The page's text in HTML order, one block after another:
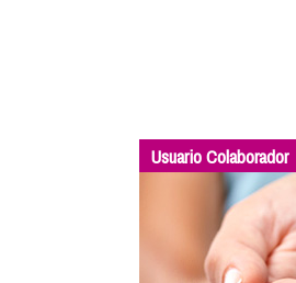
Usuario Colaborador